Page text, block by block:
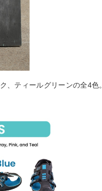
、ティールグリーンの全4